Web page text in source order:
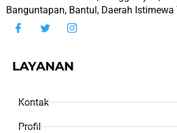
Banguntapan, Bantul, Daerah
LAYANAN
Kontak
Profil